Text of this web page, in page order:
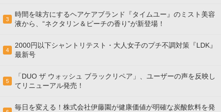
3
時間を味方にするヘアケアブランド『タイムユー』のミスト美容
液から、“ネクタリン＆ピーチの香り”が新登場！
4
2000円以下シャントリテスト・大人女子のプチ不調対策『LDK』
最新号
5
「DUO ザ ウォッシュ ブラックリペア」、ユーザーの声を反映し
てリニューアル発売！
毎日を変える！株式会社伊藤園が健康価値が明確な炭酸飲料を発